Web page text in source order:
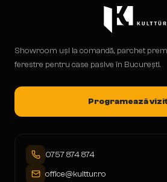
Showroom uși la comandă, parchet
ferestre pentru case pasive în București.
Programează
0757 874 874
office@kulttur.ro